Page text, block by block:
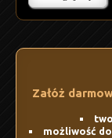
Załóż
możliwość